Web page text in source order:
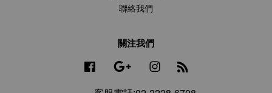
聯絡我們
關注我們
Facebook Google Instagram